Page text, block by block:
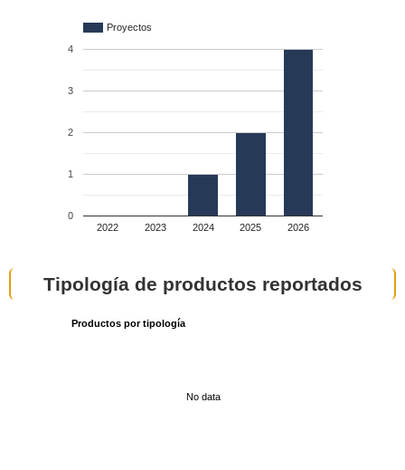
Proyectos
2022 2023 2024 2025 2026
0
1
2
3
4
Tipología de productos reportados
Productos por tipología
No data